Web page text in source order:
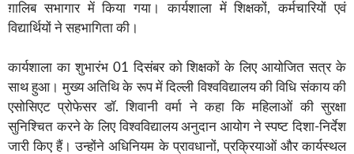
ग़ालिब सभागार में किया गया। कार्यशाला में शिक्षकों, कर्मचारियों एवं
विद्यार्थियों ने सहभागिता की।
कार्यशाला का शुभारंभ 01 दिसंबर को शिक्षकों के लिए आयोजित सत्र के
साथ हुआ। मुख्य अतिथि के रूप में दिल्ली विश्वविद्यालय की विधि संकाय की
एसोसिएट प्रोफेसर डॉ. शिवानी वर्मा ने कहा कि महिलाओं की सुरक्षा
सुनिश्चित करने के लिए विश्वविद्यालय अनुदान आयोग ने स्पष्ट दिशा-निर्देश
जारी किए हैं। उन्होंने अधिनियम के प्रावधानों, प्रक्रियाओं और कार्यस्थल